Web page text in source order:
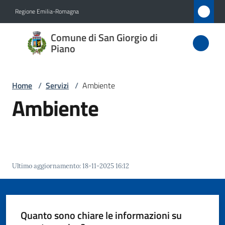
Regione Emilia-Romagna
Comune di San Giorgio di
Piano
Comune
di San
di Piano
Servizi
San
Home / Servizi / Ambiente
Ambiente
Ultimo aggiornamento:18-11-2025 16:12
Quanto sono chiare le informazioni su